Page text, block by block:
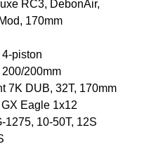
RC3, DebonAir,
170mm
piston
200mm
7K DUB, 32T, 170mm
GX Eagle 1x12
1275, 10-50T, 12S